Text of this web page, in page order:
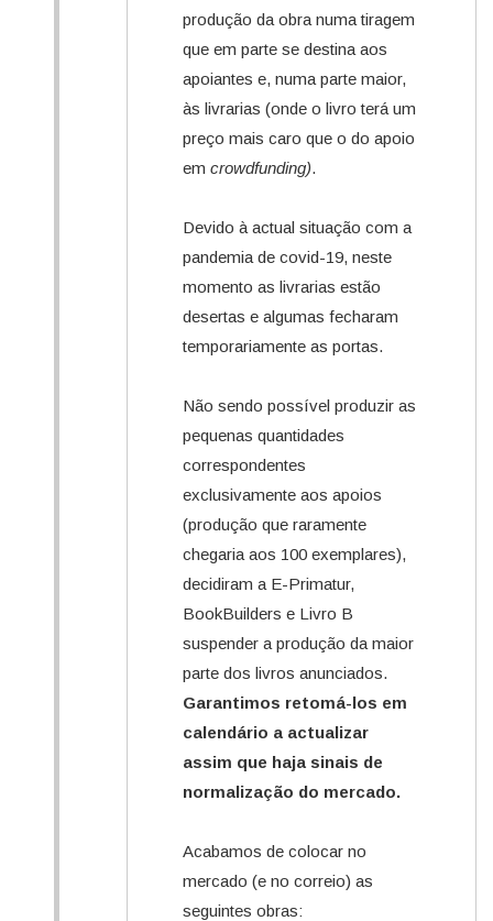
produção da obra numa tiragem
que em parte se destina aos
apoiantes e, numa parte maior,
às livrarias (onde o livro terá um
preço mais caro que o do apoio
em crowdfunding).
Devido à actual situação com a
pandemia de covid-19, neste
momento as livrarias estão
desertas e algumas fecharam
temporariamente as portas.
Não sendo possível produzir as
pequenas quantidades
correspondentes
exclusivamente aos apoios
(produção que raramente
chegaria aos 100 exemplares),
decidiram a E-Primatur,
BookBuilders e Livro B
suspender a produção da maior
parte dos livros anunciados.
Garantimos retomá-los em
calendário a actualizar
assim que haja sinais de
normalização do mercado.
Acabamos de colocar no
mercado (e no correio) as
seguintes obras: